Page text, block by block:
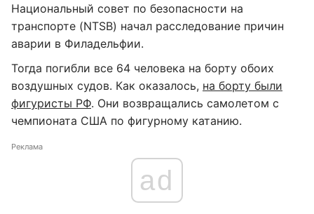
Национальный совет по безопасности на
транспорте (NTSB) начал расследование причин
аварии в Филадельфии.
Тогда погибли все 64 человека на борту обоих
воздушных судов. Как оказалось, на борту были
фигуристы РФ. Они возвращались самолетом с
чемпионата США по фигурному катанию.
Реклама
ad